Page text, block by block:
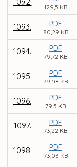
1092.
129,5 KB
1093. PDF
80,29 KB
1094. PDF
79,72 KB
1095. PDF
79,08 KB
1096. PDF
79,5 KB
1097. PDF
73,22 KB
1098. PDF
73,03 KB